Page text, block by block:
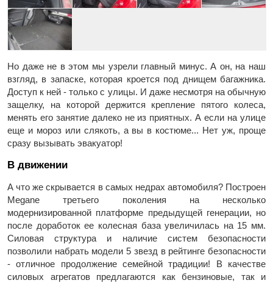
Но даже не в этом мы узрели главный минус. А он, на наш
взгляд, в запаске, которая кроется под днищем багажника.
Доступ к ней - только с улицы. И даже несмотря на обычную
защелку, на которой держится крепление пятого колеса,
менять его занятие далеко не из приятных. А если на улице
еще и мороз или слякоть, а вы в костюме... Нет уж, проще
сразу вызывать эвакуатор!
В движении
А что же скрывается в самых недрах автомобиля? Построен
Megane третьего поколения на несколько
модернизированной платформе предыдущей генерации, но
после доработок ее колесная база увеличилась на 15 мм.
Силовая структура и наличие систем безопасности
позволили набрать модели 5 звезд в рейтинге безопасности
- отличное продолжение семейной традиции! В качестве
силовых агрегатов предлагаются как бензиновые, так и